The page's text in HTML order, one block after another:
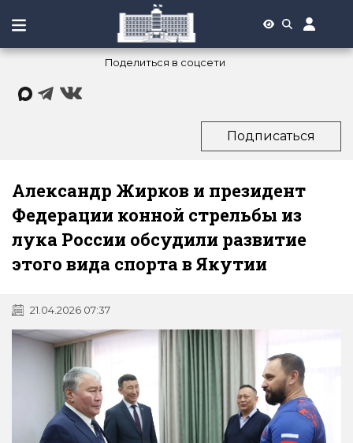
Поделиться в соцсети
Подписаться
Александр Жирков и президент
Федерации конной стрельбы из
лука России обсудили развитие
этого вида спорта в Якутии
21.04.2026 07:37